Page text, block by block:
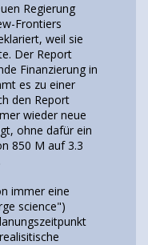
Regierung
Frontiers
weil sie
Der Report
Finanzierung in
es zu einer
den Report
wieder neue
ohne dafür ein
850 M auf 3.3
immer eine
science")